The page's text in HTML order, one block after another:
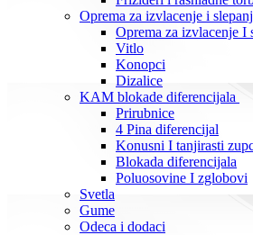
Oprema za izvlacenje i
Oprema za izvlacenje I
Vitlo
Konopci
Dizalice
KAM blokade diferencijala
Prirubnice
4 Pina diferencijal
Konusni I tanjirasti
Blokada diferencijala
Poluosovine I zglobovi
Svetla
Gume
Odeca i dodaci